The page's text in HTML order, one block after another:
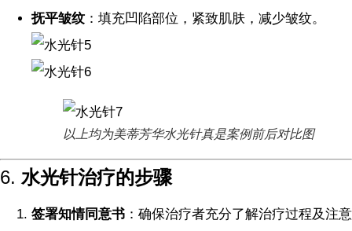
抚平皱纹 ：填充凹陷部位，紧致肌肤，减少皱纹。
以上均为美蒂芳华水光针真是案例前后对比图
6. 水光针治疗的步骤
签署知情同意书 ：确保治疗者充分了解治疗过程及注意